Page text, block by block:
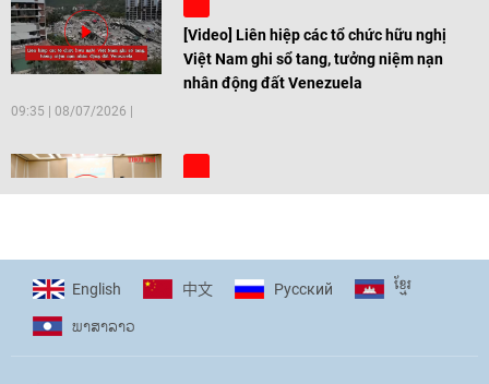
[Video] Liên hiệp các tổ chức hữu nghị
Việt Nam ghi sổ tang, tưởng niệm nạn
nhân động đất Venezuela
09:35 08/07/2026
[Video] Trẻ em Đông Á cùng kiến tạo
English 中文 Pусский ខ្មែរ
ພາ​ສາ​ລາວ